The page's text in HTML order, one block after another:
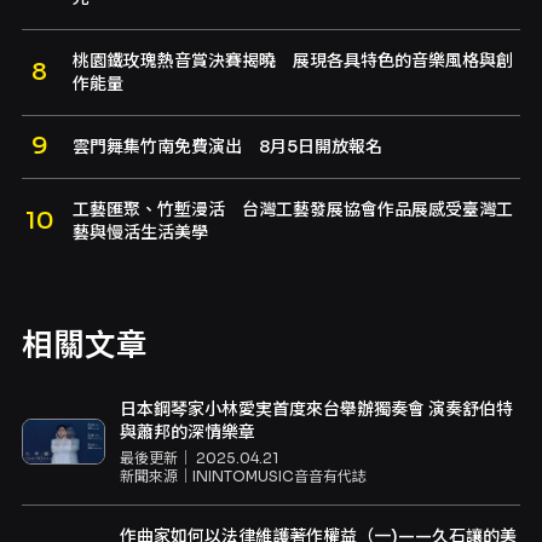
桃園鐵玫瑰熱音賞決賽揭曉 展現各具特色的音樂風格與創
作能量
雲門舞集竹南免費演出 8月5日開放報名
工藝匯聚、竹塹漫活 台灣工藝發展協會作品展感受臺灣工
藝與慢活生活美學
相關文章
日本鋼琴家小林愛実首度來台舉辦獨奏會 演奏舒伯特
與蕭邦的深情樂章
最後更新｜ 2025.04.21
新聞來源｜ ININTOMUSIC音音有代誌
作曲家如何以法律維護著作權益（一)——久石讓的美